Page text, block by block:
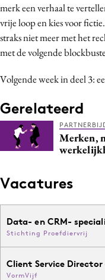
merk een verhaal te
vrije loop en kies voor
straks niet meer met het
met de volgende
Volgende week in deel 3:
Gerelateerd
Merken,
Vacatures
Data- en CRM-
Stichting Proefdiervrij
Client Service
VormVijf